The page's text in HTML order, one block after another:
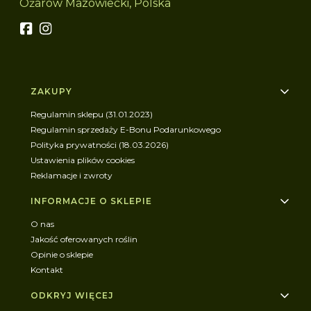
Ożarów Mazowiecki, Polska
Linki w stopce
ZAKUPY
Regulamin sklepu (31.01.2023)
Regulamin sprzedaży E-Bonu Podarunkowego
Polityka prywatności (18.03.2026)
Ustawienia plików cookies
Reklamacje i zwroty
INFORMACJE O SKLEPIE
O nas
Jakość oferowanych roślin
Opinie o sklepie
Kontakt
ODKRYJ WIĘCEJ